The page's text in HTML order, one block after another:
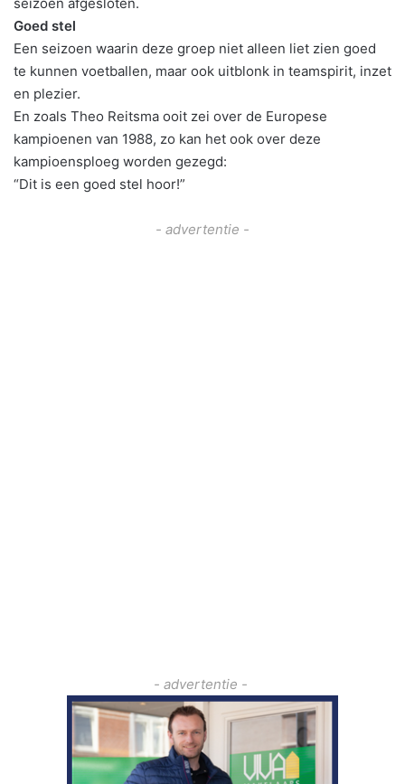
Goed stel
Een seizoen waarin deze groep niet alleen liet zien goed
te kunnen voetballen, maar ook uitblonk in teamspirit, inzet
en plezier.
En zoals Theo Reitsma ooit zei over de Europese
kampioenen van 1988, zo kan het ook over deze
kampioensploeg worden gezegd:
“Dit is een goed stel hoor!”
- advertentie -
- advertentie -